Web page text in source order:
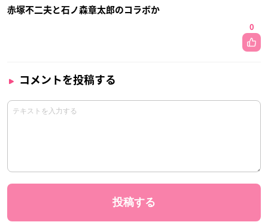
赤塚不二夫と石ノ森章太郎のコラボか
0
コメントを投稿する